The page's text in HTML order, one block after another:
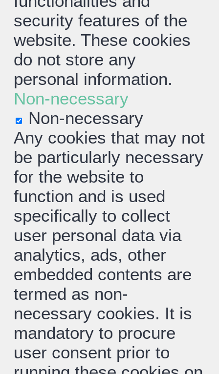
security features of the
website. These cookies
do not store any
personal information.
Non-necessary
Non-necessary
Any cookies that may not
be particularly necessary
for the website to
function and is used
specifically to collect
user personal data via
analytics, ads, other
embedded contents are
termed as non-
necessary cookies. It is
mandatory to procure
user consent prior to